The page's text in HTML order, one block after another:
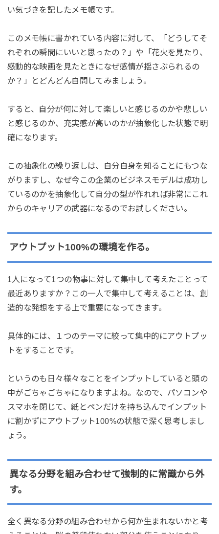
い気づきを記したメモ帳です。
このメモ帳に書かれている内容に対して、「どうしてそ
れぞれの瞬間にいいと思ったの？」や「花火を見たり、
感動的な映画を見たときになぜ感情が揺さぶられるの
か？」とどんどん自問してみましょう。
すると、自分が何に対して楽しいと感じるのかや悲しい
と感じるのか、充実感が高いのかが抽象化した状態で明
確になります。
この抽象化の繰り返しは、自分自身を知ることにもつな
がりますし、なぜ今この企業のビジネスモデルは成功し
ているのかを抽象化して自分の型が作れれば非常にこれ
からのキャリアの武器になるのでお試しください。
アウトプット100%の環境を作る。
1人になって1つの物事に対して集中して考えたことって
最近ありますか？この一人で集中して考えることは、創
造的な発想をする上で重要になってきます。
具体的には、１つのテーマに絞って集中的にアウトプッ
トをすることです。
というのも日々様々なことをインプットしていると頭の
中がごちゃごちゃになりますよね。なので、パソコンや
スマホを閉じて、紙とペンだけを持ち込んでインプット
に割かずにアウトプット100%の状態で深く思考しまし
ょう。
異なる分野を組み合わせて強制的に常識から外
す。
全く異なる分野の組み合わせから何か生まれないかと考